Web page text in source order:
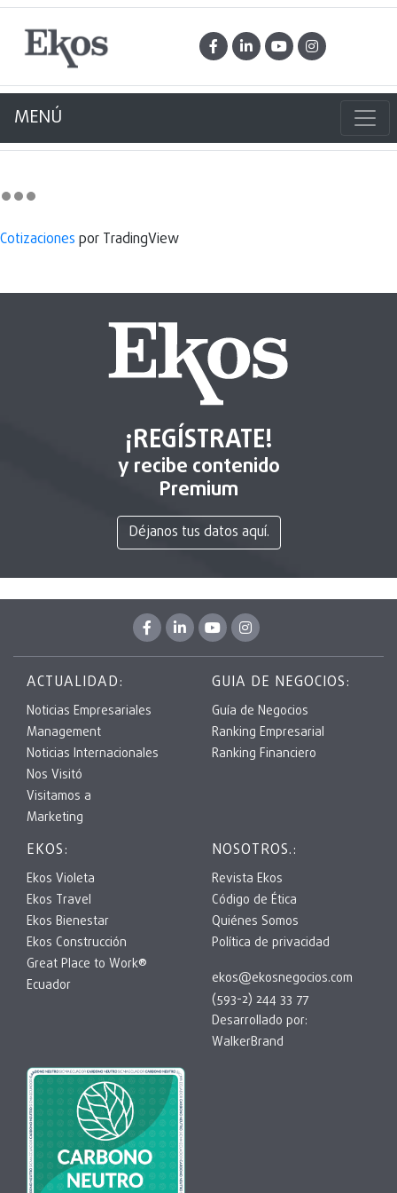
MENÚ
Cotizaciones por TradingView
¡REGÍSTRATE!
y recibe contenido
Premium
Déjanos tus datos aquí.
ACTUALIDAD:
Noticias Empresariales
Management
Noticias Internacionales
Nos Visitó
Visitamos a
Marketing
GUIA DE NEGOCIOS:
Guía de Negocios
Ranking Empresarial
Ranking Financiero
EKOS:
Ekos Violeta
Ekos Travel
Ekos Bienestar
Ekos Construcción
Great Place to Work®
Ecuador
NOSOTROS.:
Revista Ekos
Código de Ética
Quiénes Somos
Política de privacidad
ekos@ekosnegocios.com
(593-2) 244 33 77
Desarrollado por:
WalkerBrand